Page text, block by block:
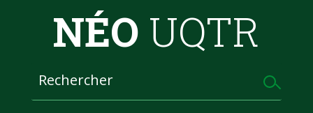
NÉO UQTR